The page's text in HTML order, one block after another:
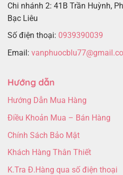
Chi nhánh 2: 41B Trần Huỳnh,
Bạc Liêu
Số điện thoại: 0939390039
Email:
Hướng dẫn
Hướng Dẫn Mua Hàng
Điều Khoản Mua – Bán Hàng
Chính Sách Bảo Mật
Khách Hàng Thân Thiết
K.Tra Đ.Hàng qua số điện thoại